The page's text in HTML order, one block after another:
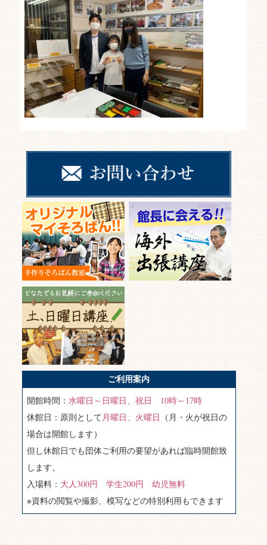
ご利用案内
開館時間：水曜日～日曜日、祝日 10時～17時
休館日：原則として月曜日、火曜日 （月・火が祝日の
場合は開館します）
但し休館日でも団体ご利用の要望があれば臨時開館致
します。
入場料： 大人300円 学生200円 幼児無料
※資料の閲覧や撮影、模写などの特別利用もできます